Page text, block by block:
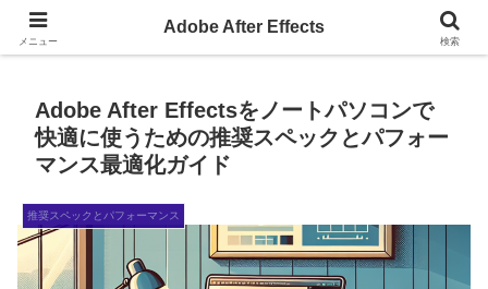
AdobeAfterEffectsの小ネタサイト
Adobe After Effectsをノートパソコンで
快適に使うための推奨スペックとパフォー
マンス最適化ガイド
推奨スペックとパフォーマンス
メニュー
Adobe After Effects
検索